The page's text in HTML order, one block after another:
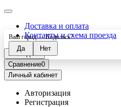
Доставка и оплата
Контакты и схема проезда
Закладки0
Сравнение0
Личный кабинет
Авторизация
Регистрация
Ваш город —Подольск?